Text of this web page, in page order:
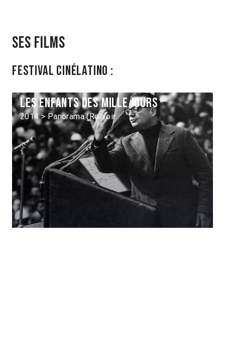
Ses films
Festival Cinélatino :
Les Enfants des mille jours
2014 > Panorama (Re)voir